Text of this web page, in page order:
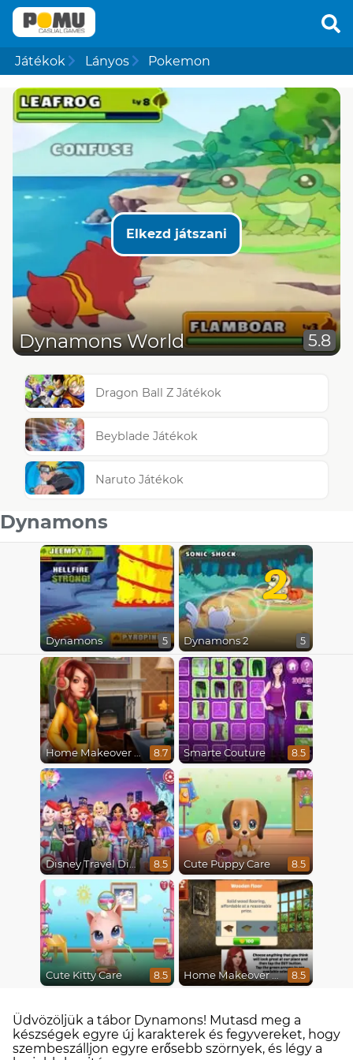
Játékok Lányos Pokemon
Elkezd játszani
Dynamons World 5.8
Dragon Ball Z Játékok
Beyblade Játékok
Naruto Játékok
Dynamons
Dynamons 5
2
Dynamons 2 5
Home Makeover 2 Hidden Object 8.7 Smarte Couture 8.5
Disney Travel Diaries: City Break 8.5 Cute Puppy Care 8.5
Cute Kitty Care 8.5 Home Makeover Hidden Object 8.5
Üdvözöljük a tábor Dynamons! Mutasd meg a
készségek egyre új karakterek és fegyvereket, hogy
szembeszálljon egyre erősebb szörnyek, és légy a